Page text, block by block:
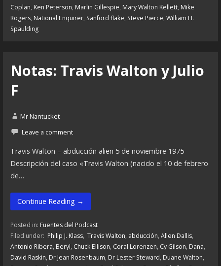
Coplan, Ken Peterson, Marlin Gillespie, Mary Walton Kellett, Mike
Rogers, National Enquirer, Sanford flake, Steve Pierce, William H.
Spaulding
Notas: Travis Walton y Julio
F
Mr Nantucket
Leave a comment
Travis Walton – abducción alien 5 de noviembre 1975
Descripción del caso «Travis Walton (nacido el 10 de febrero
de…
Continue Reading →
Posted in: Fuentes del Podcast
Filed under: Philip J. Klass, Travis Walton, abducción, Allen Dallis,
Antonio Ribera, Beryl, Chuck Ellison, Coral Lorenzen, Cy Gilson, Dana,
David Raskin, Dr Jean Rosenbaum, Dr Lester Steward, Duane Walton,